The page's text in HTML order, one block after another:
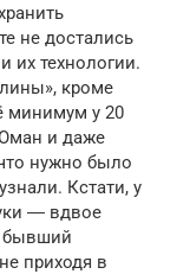
не достались
их технологии.
кроме
минимум у 20
Оман и даже
нужно было
Кстати, у
― вдвое
бывший
приходя в